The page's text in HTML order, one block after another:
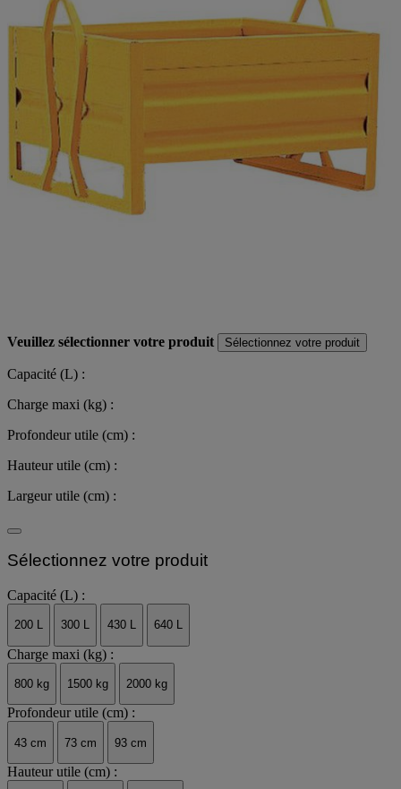
Veuillez sélectionner votre produit Sélectionnez votre produit
Capacité (L) :
Charge maxi (kg) :
Profondeur utile (cm) :
Hauteur utile (cm) :
Largeur utile (cm) :
Sélectionnez votre produit
Capacité (L) :
200 L 300 L 430 L 640 L
Charge maxi (kg) :
800 kg 1500 kg 2000 kg
Profondeur utile (cm) :
43 cm 73 cm 93 cm
Hauteur utile (cm) :